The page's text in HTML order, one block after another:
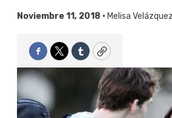
Noviembre 11, 2018 • Melisa Velázquez
Facebook
TwitterTumblrCopy